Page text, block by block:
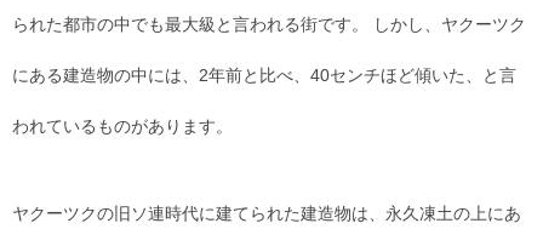
られた都市の中でも最大級と言われる街です。 しかし、ヤクーツク
にある建造物の中には、2年前と比べ、40センチほど傾いた、と言
われているものがあります。
ヤクーツクの旧ソ連時代に建てられた建造物は、永久凍土の上にあ